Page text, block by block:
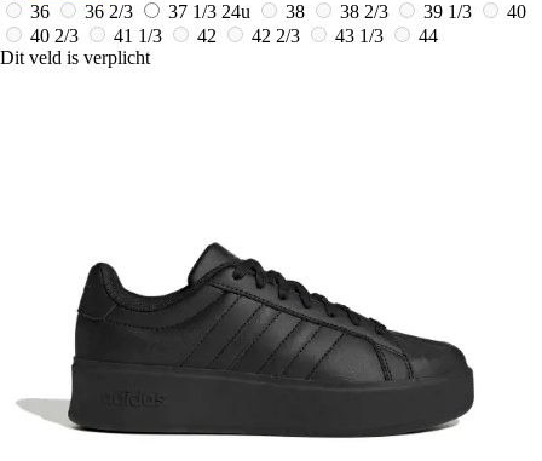
36
36 2/3 37 1/3 24u 38 38 2/3 39 1/3
40
40 2/3
41 1/3 42 42 2/3 43 1/3
44
Dit veld is verplicht